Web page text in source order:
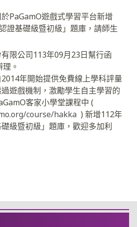
PaGamO遊戲式學習平台新增
證基礎級暨初級」題庫，請師生
限公司113年09月23日幫行函
。
年開始提供免費線上學科評量
遊戲機制，激勵學生自主學習的
客家小學堂課程中 (
course/hakka ) 新增112年
級暨初級」題庫，歡迎多加利